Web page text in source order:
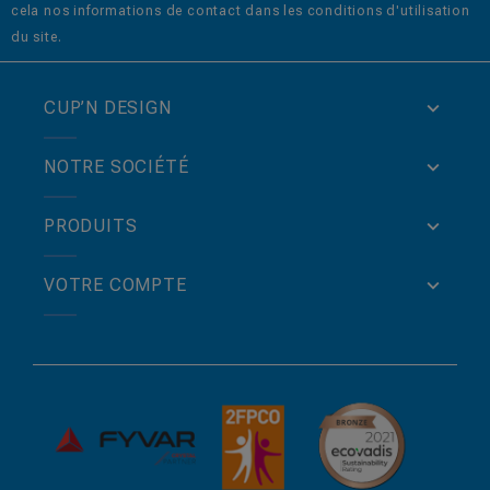
cela nos informations de contact dans les conditions d'utilisation
du site.
CUP’N DESIGN
NOTRE SOCIÉTÉ
PRODUITS
VOTRE COMPTE